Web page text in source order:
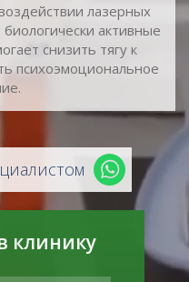
лазерных
активные
снизить тягу к
психоэмоциональное
клинику